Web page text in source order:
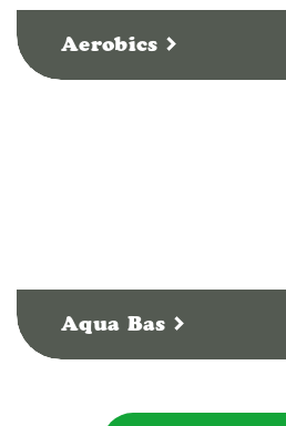
Aerobics
Aqua Bas